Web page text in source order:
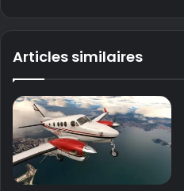
Articles similaires